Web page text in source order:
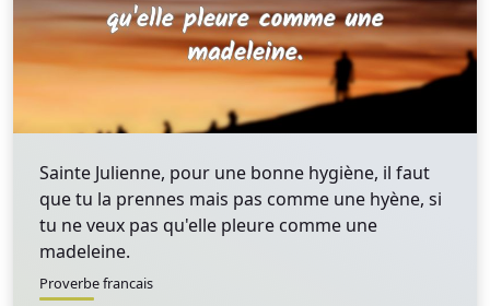
Sainte Julienne, pour une bonne hygiène, il faut
que tu la prennes mais pas comme une hyène, si
tu ne veux pas qu'elle pleure comme une
madeleine.
Proverbe francais